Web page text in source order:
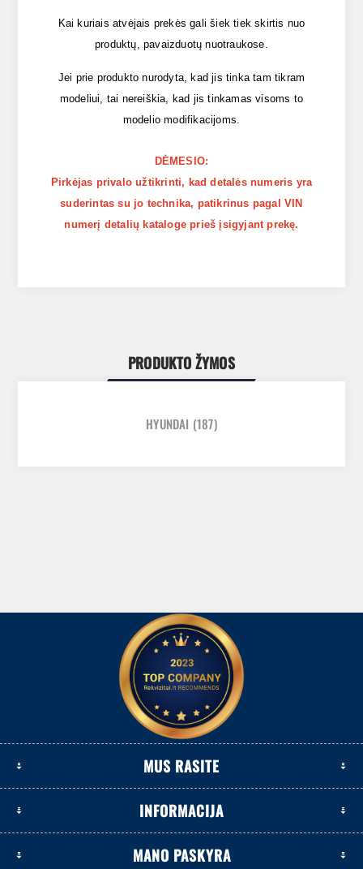
Kai kuriais atvėjais prekės gali šiek tiek skirtis nuo
produktų, pavaizduotų nuotraukose.
Jei prie produkto nurodyta, kad jis tinka tam tikram
modeliui, tai nereiškia, kad jis tinkamas visoms to
modelio modifikacijoms.
DĖMESIO:
Pirkėjas privalo užtikrinti, kad detalės numeris yra
suderintas su jo technika, patikrinus pagal VIN
numerį detalių kataloge prieš įsigyjant prekę.
PRODUKTO ŽYMOS
HYUNDAI (187)
MUS RASITE
INFORMACIJA
MANO PASKYRA